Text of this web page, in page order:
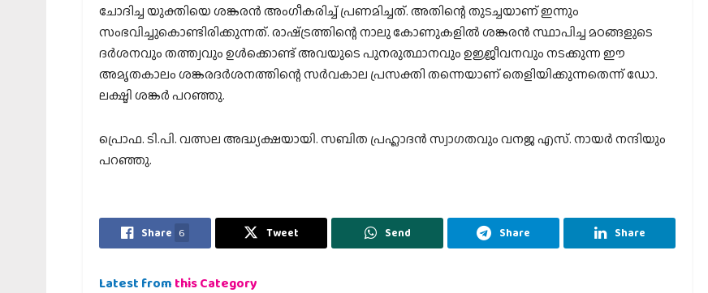
ചോദിച്ച യുക്തിയെ ശങ്കരന്‍ അംഗീകരിച്ച് പ്രണമിച്ചത്. അതിന്റെ തുടച്ചയാണ് ഇന്നും
സംഭവിച്ചുകൊണ്ടിരിക്കുന്നത്. രാഷ്‌ട്രത്തിന്റെ നാലു കോണുകളില്‍ ശങ്കരന്‍ സ്ഥാപിച്ച മഠങ്ങളുടെ
ദര്‍ശനവും തത്ത്വവും ഉള്‍ക്കൊണ്ട് അവയുടെ പുനരുത്ഥാനവും ഉജ്ജീവനവും നടക്കുന്ന ഈ
അമൃതകാലം ശങ്കരദര്‍ശനത്തിന്റെ സര്‍വകാല പ്രസക്തി തന്നെയാണ് തെളിയിക്കുന്നതെന്ന് ഡോ.
ലക്ഷ്മി ശങ്കര്‍ പറഞ്ഞു.
പ്രൊഫ. ടി.പി. വത്സല അദ്ധ്യക്ഷയായി. സബിത പ്രഹ്ലാദന്‍ സ്വാഗതവും വനജ എസ്. നായര്‍ നന്ദിയും
പറഞ്ഞു.
Share 6 Tweet Send Share Share
Latest from this Category